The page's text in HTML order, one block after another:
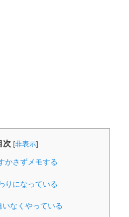
次 [非表示]
かさずメモする
りになっている
いなくやっている